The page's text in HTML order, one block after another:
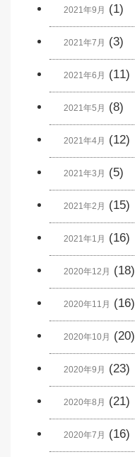
2021年9月 (1)
2021年7月 (3)
2021年6月 (11)
2021年5月 (8)
2021年4月 (12)
2021年3月 (5)
2021年2月 (15)
2021年1月 (16)
2020年12月 (18)
2020年11月 (16)
2020年10月 (20)
2020年9月 (23)
2020年8月 (21)
2020年7月 (16)